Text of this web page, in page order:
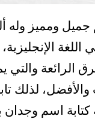
ومميز وله
والتي
والأفضل، لذلك
كتابة اسم وجدان